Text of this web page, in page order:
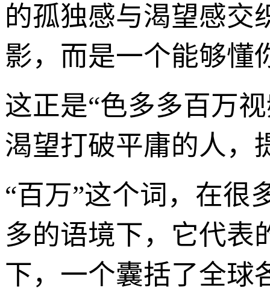
的孤独感与渴望感交
影，而是一个能够懂
这正是“色多多百万
渴望打破平庸的人，
“百万”这个词，在很
多的语境下，它代表
下，一个囊括了全球